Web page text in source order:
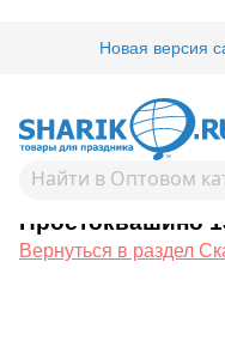
Новая версия
Товары для
СДР Простоквашино
1502-6843
Простоквашино
Вернуться в раздел